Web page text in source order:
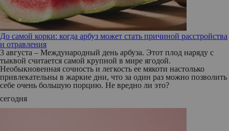
До самой корки: когда арбуз может стать причиной расстройства
и отравления
3 августа – Международный день арбуза. Этот плод наряду с
тыквой считается самой крупной в мире ягодой.
Необыкновенная сочность и легкость ее мякоти настолько
привлекательны в жаркие дни, что за один раз можно позволить
себе очень большую порцию. Не вредно ли это?
сегодня